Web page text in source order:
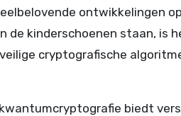
ontwikkelingen
de kinderschoenen staan, is
cryptografische
biedt